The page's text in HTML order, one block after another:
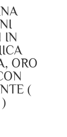
IN
ORO
(